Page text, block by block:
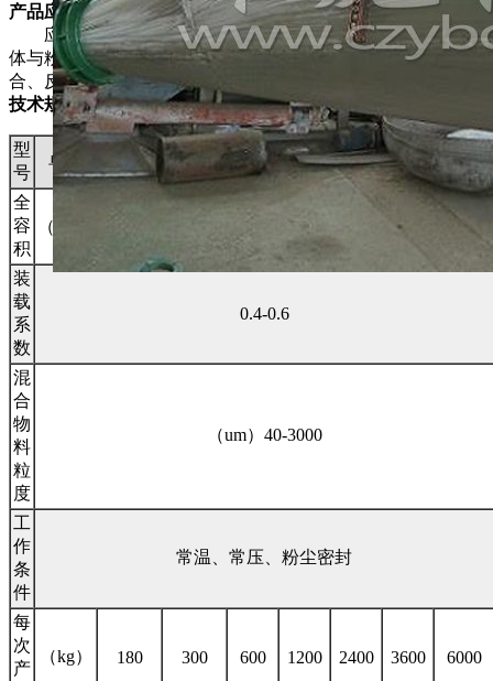
产品应用
应用于化工、医药、农药、染料、石油、冶金、建材等粉
体与粉体(固-固)，粉体与液体(固-液)，液体与液体(液-液)混
合、反应、干燥、冷却。
技术规格
型
号
单位 DSH0.3 DSH0.5 DSH1 DSH2 DSH4 DSH6 DSH10
全
容
积
（m 2 10
装
载
系
数
0.4-0.6
混
合
物
料
粒
度
（um）40-3000
工
作
条
件
常温、常压、粉尘密封
每
次
产
（kg） 180 300 600 1200 2400 3600 6000